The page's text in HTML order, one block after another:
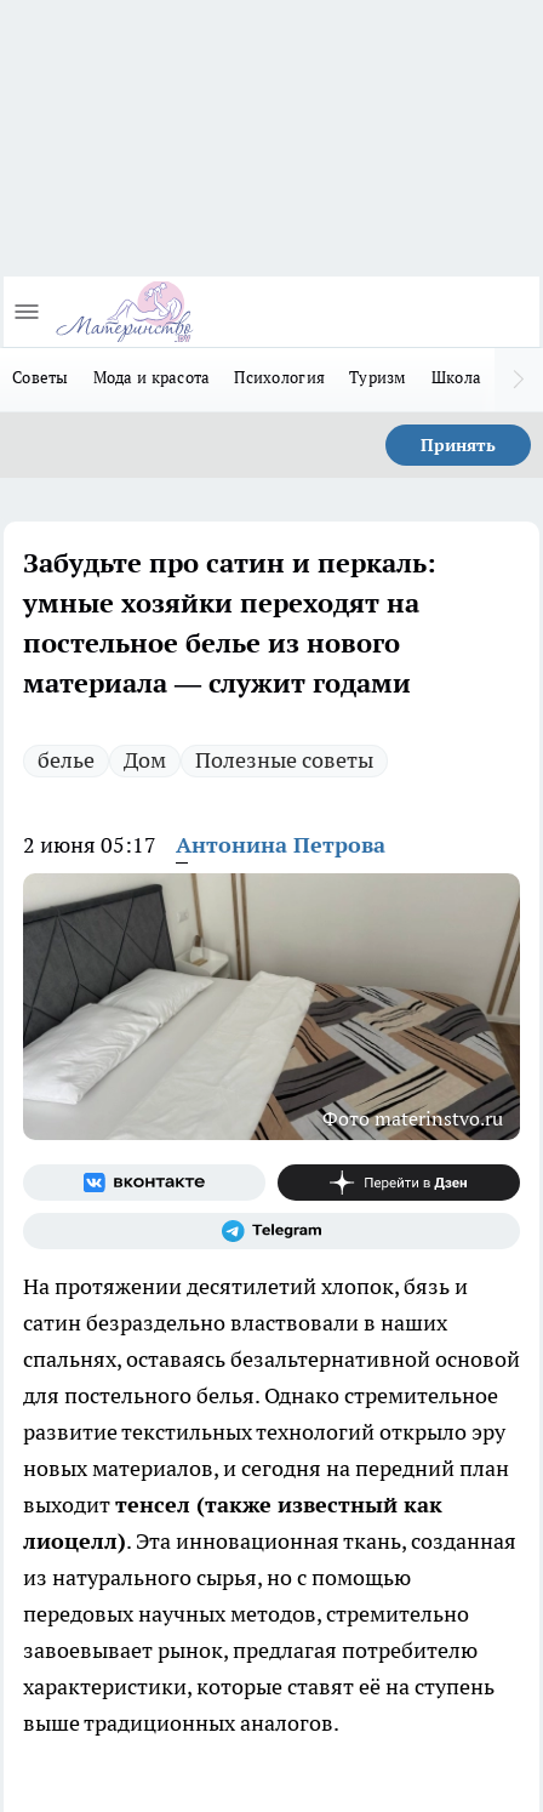
Советы Мода и красота Психология Туризм Школа
Принять
Забудьте про сатин и перкаль:
умные хозяйки переходят на
постельное белье из нового
материала — служит годами
белье Дом Полезные советы
2 июня 05:17 Антонина Петрова
Фото materinstvo.ru
На протяжении десятилетий хлопок, бязь и
сатин безраздельно властвовали в наших
спальнях, оставаясь безальтернативной основой
для постельного белья. Однако стремительное
развитие текстильных технологий открыло эру
новых материалов, и сегодня на передний план
выходиттенсел (также известный как
лиоцелл). Эта инновационная ткань, созданная
из натурального сырья, но с помощью
передовых научных методов, стремительно
завоевывает рынок, предлагая потребителю
характеристики, которые ставят её на ступень
выше традиционных аналогов.